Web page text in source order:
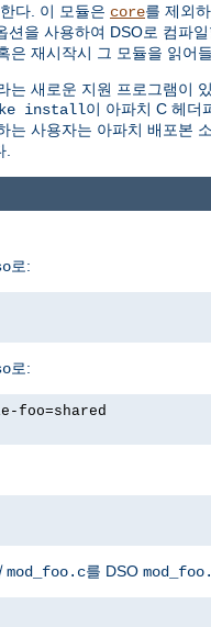
다. 이 모듈은 core를 제외
션을 사용하여 DSO로 컴파
은 재시작시 그 모듈을 읽어
는 새로운 지원 프로그램이
install이 아파치 C 헤더
는 사용자는 아파치 배포본
로:
로:
foo=shared
mod_foo.c를 DSO